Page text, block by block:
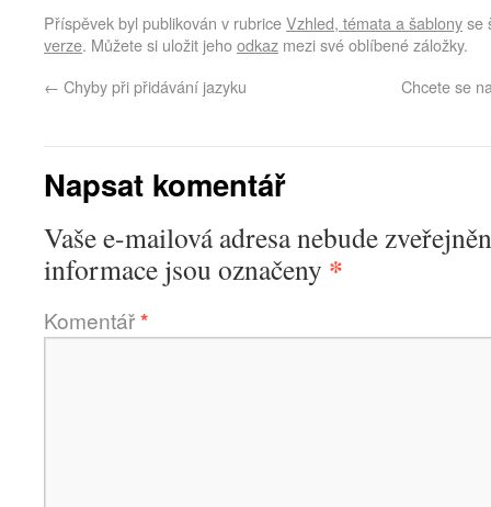
Příspěvek byl publikován v rubriceVzhled, témata a šablonyse
verze. Můžete si uložit jehoodkaz mezi své oblíbené záložky.
← Chyby při přidávání jazyku Chcete se
Napsat komentář
Vaše e-mailová adresa nebude
informace jsou označeny *
Komentář*